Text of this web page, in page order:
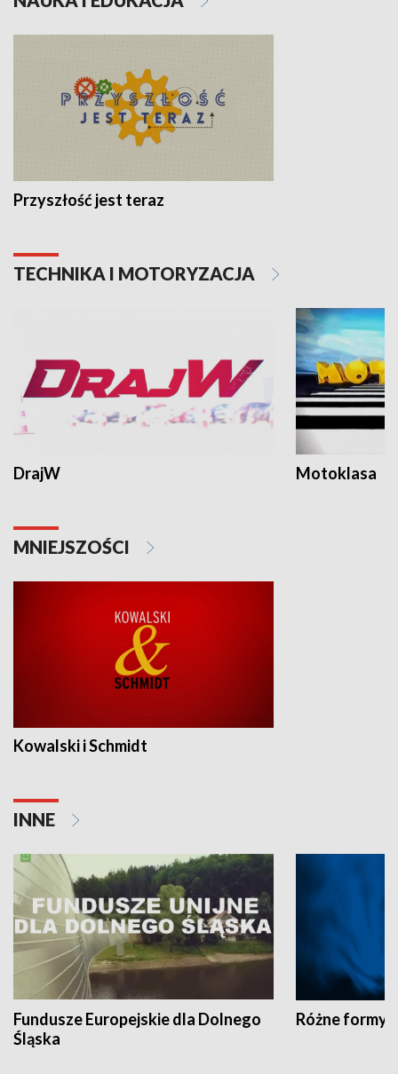
Przyszłość jest teraz
TECHNIKA I MOTORYZACJA
DrajW Motoklasa
MNIEJSZOŚCI
Kowalski i Schmidt
INNE
Fundusze Europejskie dla Dolnego
Śląska
Różne formy